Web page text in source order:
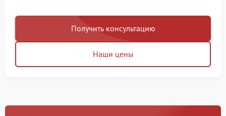
Получить консультацию
Наши цены